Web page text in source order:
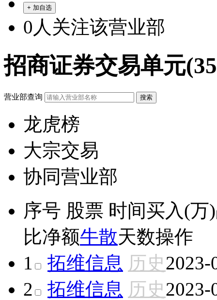
+ 加自选
0 人关注该营业部
招商证券交易单元
营业部查询
龙虎榜
大宗交易
协同营业部
序号 股票 时间买入(万)
比净额牛散天数操作
1
拓维信息 历史2023-
2
拓维信息 历史2023-